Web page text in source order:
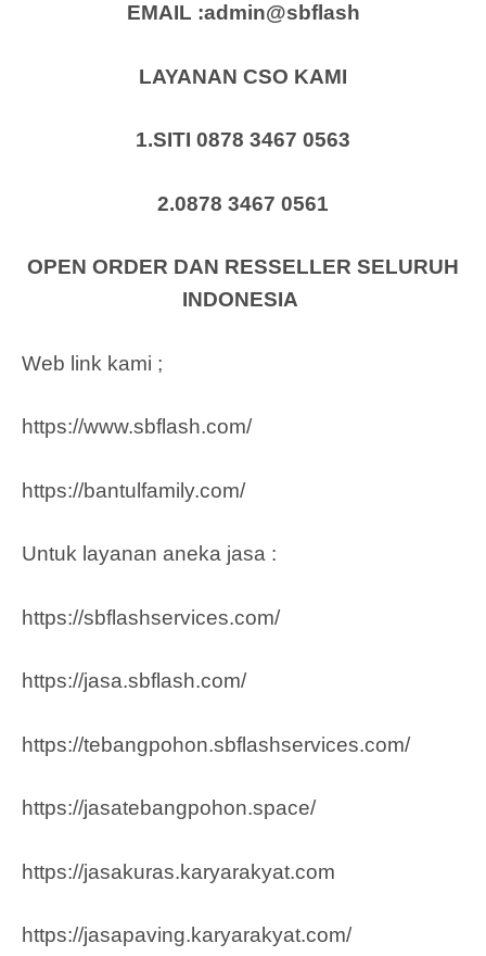
EMAIL :admin@sbflash
LAYANAN CSO KAMI
1.SITI 0878 3467 0563
2.0878 3467 0561
OPEN ORDER DAN RESSELLER SELURUH
INDONESIA
Web link kami ;
https://www.sbflash.com/
https://bantulfamily.com/
Untuk layanan aneka jasa :
https://sbflashservices.com/
https://jasa.sbflash.com/
https://tebangpohon.sbflashservices.com/
https://jasatebangpohon.space/
https://jasakuras.karyarakyat.com
https://jasapaving.karyarakyat.com/